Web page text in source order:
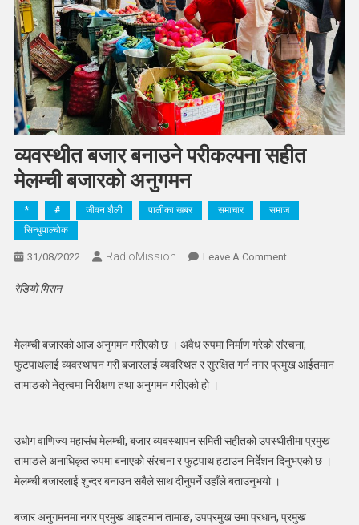
व्यवस्थीत बजार बनाउने परीकल्पना सहीत
मेलम्ची बजारको अनुगमन
* # जीवन शैली पालीका खबर समाचार
समाज
सिन्धुपाल्चोक
31/08/2022 RadioMission Leave A CommentOn
सहीत
मेलम्ची
रेडियो मिसन
मेलम्ची बजारको आज अनुगमन गरीएको छ । अवैध रुपमा निर्माण गरेको संरचना,
फुटपाथलाई व्यवस्थापन गरी बजारलाई व्यवस्थित र सुरक्षित गर्न नगर प्रमुख आईतमान
तामाङको नेतृत्वमा निरीक्षण तथा अनुगमन गरीएको हो ।
उधोग वाणिज्य महासंघ मेलम्ची, बजार व्यवस्थापन समिती सहीतको उपस्थीतीमा प्रमुख
तामाङले अनाधिकृत रुपमा बनाएको संरचना र फुट्पाथ हटाउन निर्देशन दिनुभएको छ ।
मेलम्ची बजारलाई शुन्दर बनाउन सबैले साथ दीनुपर्ने उहाँले बताउनुभयो ।
बजार अनुगमनमा नगर प्रमुख आइतमान तामाङ, उपप्रमुख उमा प्रधान, प्रमुख